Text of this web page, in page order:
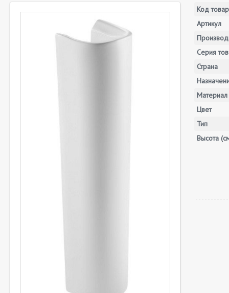
Код
Артикул
Серия
Страна
Материал
Цвет
Тип
Высота